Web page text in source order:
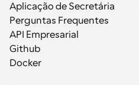
Aplicação de Secretária
Perguntas Frequentes
API Empresarial
Github
Docker